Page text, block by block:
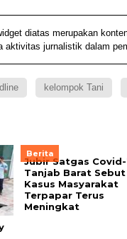
diatas merupakan
aktivitas jurnalistik dalam
kelompok Tani
Berita
Jubir Satgas Covid-
Tanjab Barat Sebut
Kasus Masyarakat
Terpapar Terus
Meningkat